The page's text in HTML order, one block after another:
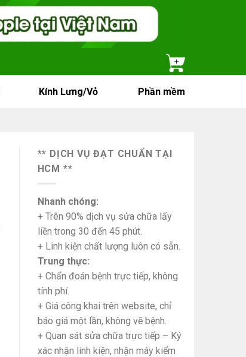
Kính Lưng/Vỏ Phần mềm
** DỊCH VỤ ĐẠT CHUẨN TẠI
HCM **
Nhanh chóng:
+ Trên 90% dịch vụ sửa chữa lấy
liền trong 30 đến 45 phút.
+ Linh kiện chất lượng luôn có sẵn.
Trung thực:
+ Chẩn đoán bệnh trực tiếp, không
tính phí.
+ Giá công khai trên website, chỉ
báo giá một lần, không vẽ bệnh.
+ Quan sát sửa chữa trực tiếp – Ký
xác nhận linh kiện, nhận máy kiểm